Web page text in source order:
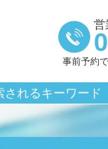
営
事前予約
されるキーワード